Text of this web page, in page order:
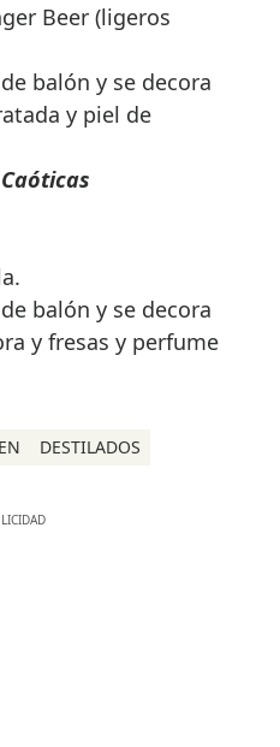
Beer (ligeros
balón y se decora
y piel de
balón y se decora
y fresas y perfume
DESTILADOS